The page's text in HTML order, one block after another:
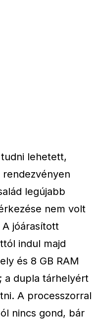
lehetett,
rendezvényen
legújabb
nem volt
jóárasított
indul majd
és 8 GB RAM
a dupla tárhelyért
A processzorral
nincs gond, bár